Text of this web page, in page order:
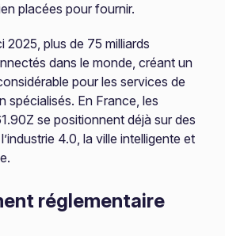
placées pour fournir.
2025, plus de 75 milliards
dans le monde, créant un
pour les services de
spécialisés. En France, les
se positionnent déjà sur des
4.0, la ville intelligente et
réglementaire